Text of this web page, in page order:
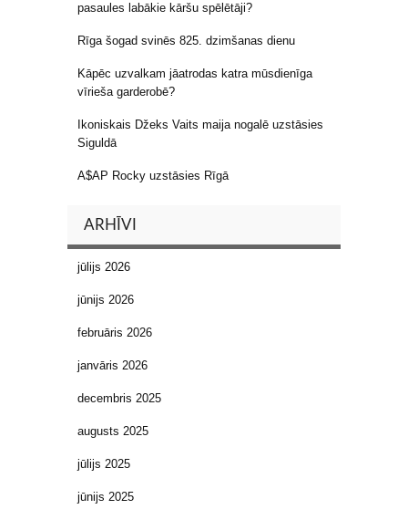
pasaules labākie kāršu spēlētāji?
Rīga šogad svinēs 825. dzimšanas dienu
Kāpēc uzvalkam jāatrodas katra mūsdienīga
vīrieša garderobē?
Ikoniskais Džeks Vaits maija nogalē uzstāsies
Siguldā
A$AP Rocky uzstāsies Rīgā
ARHĪVI
jūlijs 2026
jūnijs 2026
februāris 2026
janvāris 2026
decembris 2025
augusts 2025
jūlijs 2025
jūnijs 2025